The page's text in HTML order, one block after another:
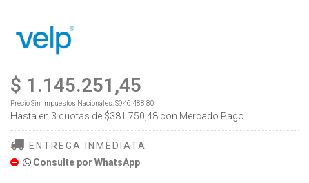
$ 1.145.251,45
Precio Sin Impuestos Nacionales:$946.488,80
Hasta en 3 cuotas de $381.750,48 con Mercado Pago
ENTREGA INMEDIATA
Consulte por WhatsApp